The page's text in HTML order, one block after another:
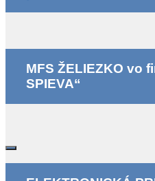
MFS ŽELIEZKO vo
SPIEVA“